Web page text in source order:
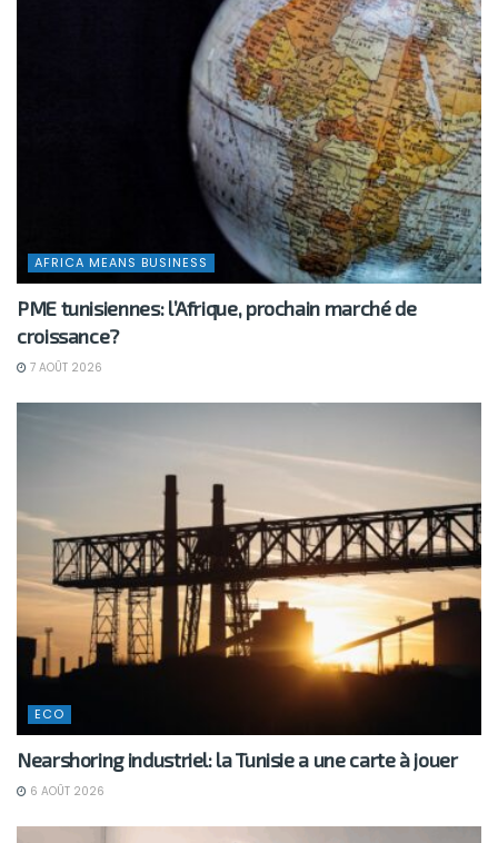
AFRICA MEANS BUSINESS
PME tunisiennes: l’Afrique, prochain marché de
croissance?
7 AOÛT 2026
ECO
Nearshoring industriel: la Tunisie a une carte à jouer
6 AOÛT 2026